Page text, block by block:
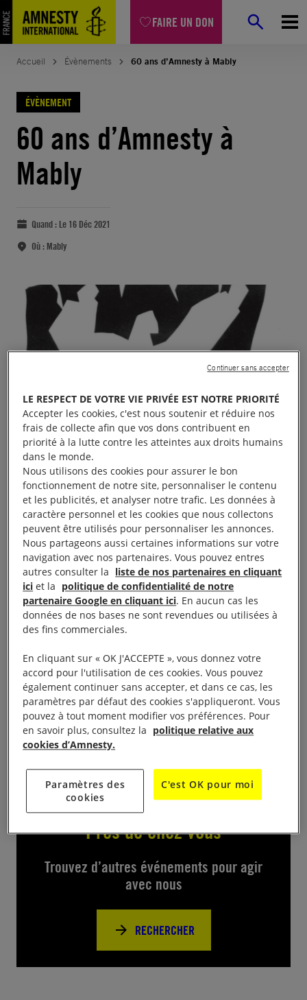
FAIRE UN DON
Accueil Évènements 60 ans d’Amnesty à Mably
ÉVÈNEMENT
60 ans d’Amnesty à
Mably
Quand : Le 16 Déc 2021
Où : Mably
Pour fêter le 60è anniversaire d’Amnesty
International le groupe de Roanne propose une
soirée à la fois détendue et solidaire avec Raphaël
Lacour (notre célèbre imitateur) et Les Mirabelles
Kitchen (dans leurs chansons et mise en scènes
déjantées) Salle Pierre Hénon (Mably) Vendredi 17
décembre (20h30) Entrée libre
Près de chez vous
Trouvez d’autres événements pour agir
avec nous
RECHERCHER
LE RESPECT DE VOTRE VIE PRIVÉE EST NOTRE PRIORITÉ
Accepter les cookies, c'est nous soutenir et réduire nos
frais de collecte afin que vos dons contribuent en
priorité à la lutte contre les atteintes aux droits humains
dans le monde.
Nous utilisons des cookies pour assurer le bon
fonctionnement de notre site, personnaliser le contenu
et les publicités, et analyser notre trafic. Les données à
caractère personnel et les cookies que nous collectons
peuvent être utilisés pour personnaliser les annonces.
Nous partageons aussi certaines informations sur votre
navigation avec nos partenaires. Vous pouvez entres
autres consulter la liste de nos partenaires en cliquant
ici et la politique de confidentialité de notre
partenaire Google en cliquant ici. En aucun cas les
données de nos bases ne sont revendues ou utilisées à
des fins commerciales.
En cliquant sur « OK J'ACCEPTE », vous donnez votre
accord pour l'utilisation de ces cookies. Vous pouvez
également continuer sans accepter, et dans ce cas, les
paramètres par défaut des cookies s'appliqueront. Vous
pouvez à tout moment modifier vos préférences. Pour
en savoir plus, consultez la politique relative aux
cookies d’Amnesty.
Paramètres des
cookies
C'est OK pour moi
Continuer sans accepter